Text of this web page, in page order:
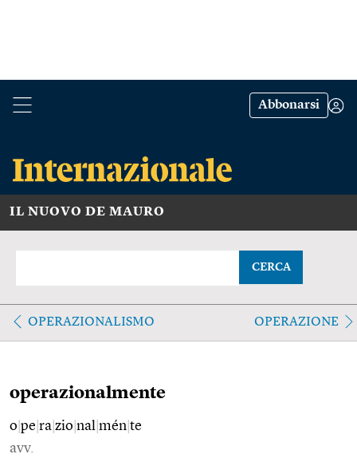
Abbonarsi
IL NUOVO DE MAURO
CERCA
OPERAZIONALISMO OPERAZIONE
operazionalmente
o pe ra zio nal mén te
avv.